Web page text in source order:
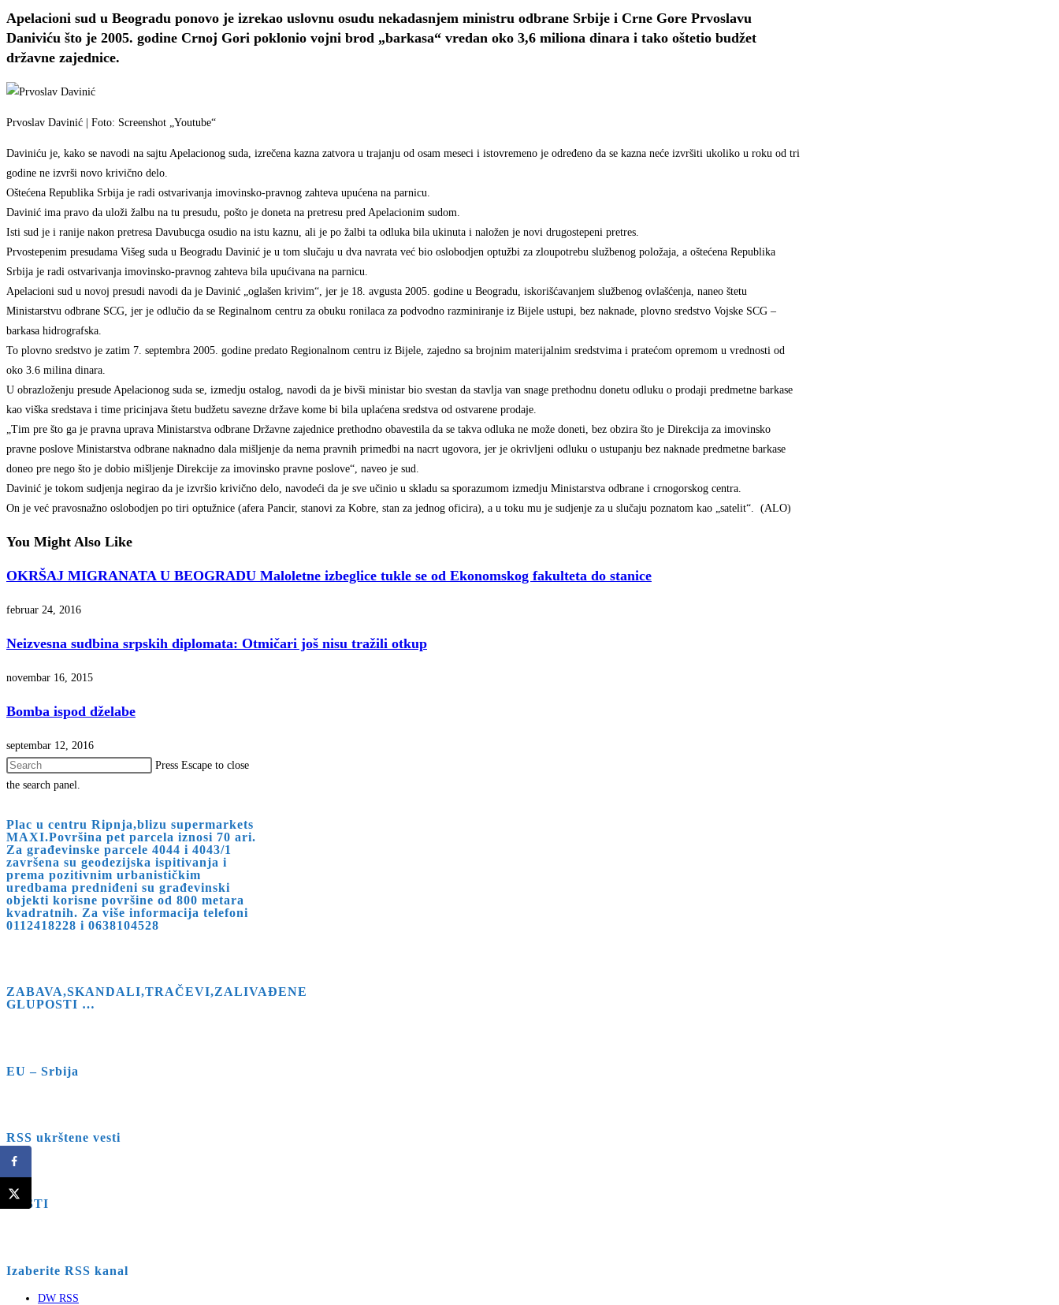
Apelacioni sud u Beogradu ponovo je izrekao uslovnu osudu nekadasnjem ministru odbrane Srbije i Crne Gore Prvoslavu
Daniviću što je 2005. godine Crnoj Gori poklonio vojni brod „barkasa“ vredan oko 3,6 miliona dinara i tako oštetio budžet
državne zajednice.
Prvoslav Davinić | Foto: Screenshot „Youtube“
Daviniću je, kako se navodi na sajtu Apelacionog suda, izrečena kazna zatvora u trajanju od osam meseci i istovremeno je određeno da se kazna neće izvršiti ukoliko u roku od tri
godine ne izvrši novo krivično delo.
Oštećena Republika Srbija je radi ostvarivanja imovinsko-pravnog zahteva upućena na parnicu.
Davinić ima pravo da uloži žalbu na tu presudu, pošto je doneta na pretresu pred Apelacionim sudom.
Isti sud je i ranije nakon pretresa Davubucga osudio na istu kaznu, ali je po žalbi ta odluka bila ukinuta i naložen je novi drugostepeni pretres.
Prvostepenim presudama Višeg suda u Beogradu Davinić je u tom slučaju u dva navrata već bio oslobodjen optužbi za zloupotrebu službenog položaja, a oštećena Republika
Srbija je radi ostvarivanja imovinsko-pravnog zahteva bila upućivana na parnicu.
Apelacioni sud u novoj presudi navodi da je Davinić „oglašen krivim“, jer je 18. avgusta 2005. godine u Beogradu, iskorišćavanjem službenog ovlašćenja, naneo štetu
Ministarstvu odbrane SCG, jer je odlučio da se Reginalnom centru za obuku ronilaca za podvodno razminiranje iz Bijele ustupi, bez naknade, plovno sredstvo Vojske SCG –
barkasa hidrografska.
To plovno sredstvo je zatim 7. septembra 2005. godine predato Regionalnom centru iz Bijele, zajedno sa brojnim materijalnim sredstvima i pratećom opremom u vrednosti od
oko 3.6 milina dinara.
U obrazloženju presude Apelacionog suda se, izmedju ostalog, navodi da je bivši ministar bio svestan da stavlja van snage prethodnu donetu odluku o prodaji predmetne barkase
kao viška sredstava i time pricinjava štetu budžetu savezne države kome bi bila uplaćena sredstva od ostvarene prodaje.
„Tim pre što ga je pravna uprava Ministarstva odbrane Državne zajednice prethodno obavestila da se takva odluka ne može doneti, bez obzira što je Direkcija za imovinsko
pravne poslove Ministarstva odbrane naknadno dala mišljenje da nema pravnih primedbi na nacrt ugovora, jer je okrivljeni odluku o ustupanju bez naknade predmetne barkase
doneo pre nego što je dobio mišljenje Direkcije za imovinsko pravne poslove“, naveo je sud.
Davinić je tokom sudjenja negirao da je izvršio krivično delo, navodeći da je sve učinio u skladu sa sporazumom izmedju Ministarstva odbrane i crnogorskog centra.
On je već pravosnažno oslobodjen po tiri optužnice (afera Pancir, stanovi za Kobre, stan za jednog oficira), a u toku mu je sudjenje za u slučaju poznatom kao „satelit“. (ALO)
You Might Also Like
OKRŠAJ MIGRANATA U BEOGRADU Maloletne izbeglice tukle se od Ekonomskog fakulteta do stanice
februar 24, 2016
Neizvesna sudbina srpskih diplomata: Otmičari još nisu tražili otkup
novembar 16, 2015
Bomba ispod dželabe
septembar 12, 2016
Press Escape to close
the search panel.
Plac u centru Ripnja,blizu supermarkets
MAXI.Površina pet parcela iznosi 70 ari.
Za građevinske parcele 4044 i 4043/1
završena su geodezijska ispitivanja i
prema pozitivnim urbanističkim
uredbama predniđeni su građevinski
objekti korisne površine od 800 metara
kvadratnih. Za više informacija telefoni
0112418228 i 0638104528
ZABAVA,SKANDALI,TRAČEVI,ZALIVAĐENE
GLUPOSTI …
EU – Srbija
RSS ukrštene vesti
VESTI
Izaberite RSS kanal
DW RSS